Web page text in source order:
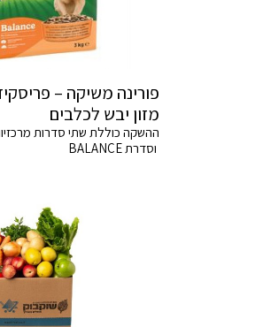
פורינה משיקה –
מזון יבש לכלבים
וסדרת BALANCE